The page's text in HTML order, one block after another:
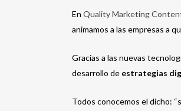
En Quality Marketing
animamos a las empresas a
Gracias a las nuevas
desarrollo de estrategias
Todos conocemos el dicho: